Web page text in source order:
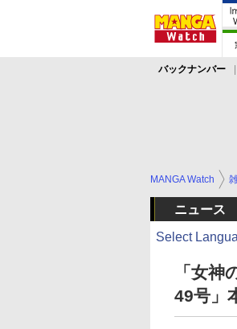
バックナンバー
MANGA Watch
ニュース
Select
「女
49号」